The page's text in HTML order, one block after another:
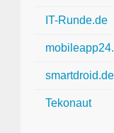
IT-Runde.de
smartdroid.de
Tekonaut